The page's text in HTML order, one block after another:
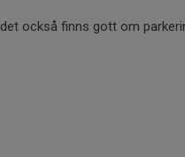
också finns gott om